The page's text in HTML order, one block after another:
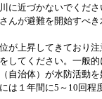
に近づかないでくださ
んが避難を開始すべ
が上昇してきており
してください。一般的
自治体）が水防活動
は１年間に5～10回程